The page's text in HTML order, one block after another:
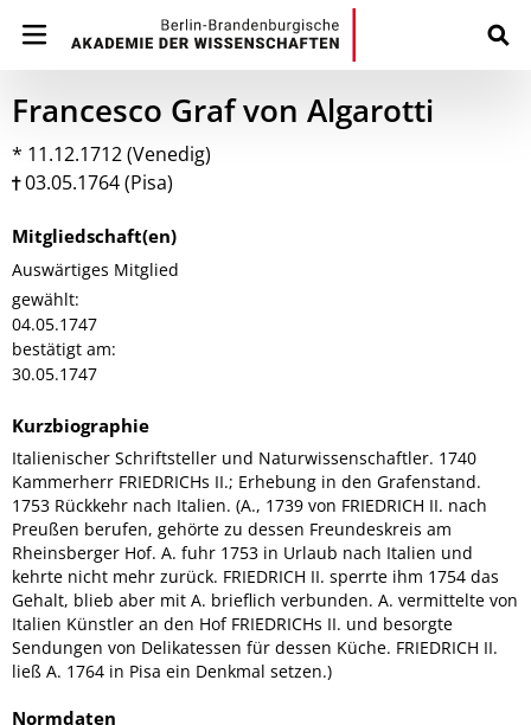
Francesco Graf von Algarotti
* 11.12.1712 (Venedig)
03.05.1764 (Pisa)
Mitgliedschaft(en)
Auswärtiges Mitglied
gewählt:
04.05.1747
bestätigt am:
30.05.1747
Kurzbiographie
Italienischer Schriftsteller und Naturwissenschaftler. 1740
Kammerherr FRIEDRICHs II.; Erhebung in den Grafenstand.
1753 Rückkehr nach Italien. (A., 1739 von FRIEDRICH II. nach
Preußen berufen, gehörte zu dessen Freundeskreis am
Rheinsberger Hof. A. fuhr 1753 in Urlaub nach Italien und
kehrte nicht mehr zurück. FRIEDRICH II. sperrte ihm 1754 das
Gehalt, blieb aber mit A. brieflich verbunden. A. vermittelte von
Italien Künstler an den Hof FRIEDRICHs II. und besorgte
Sendungen von Delikatessen für dessen Küche. FRIEDRICH II.
ließ A. 1764 in Pisa ein Denkmal setzen.)
Normdaten